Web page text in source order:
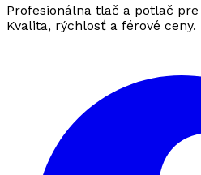
Profesionálna tlač a potlač
Kvalita, rýchlosť a férové ceny.